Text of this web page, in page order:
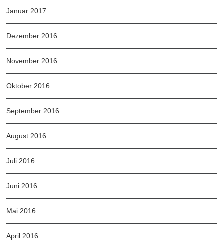
Januar 2017
Dezember 2016
November 2016
Oktober 2016
September 2016
August 2016
Juli 2016
Juni 2016
Mai 2016
April 2016